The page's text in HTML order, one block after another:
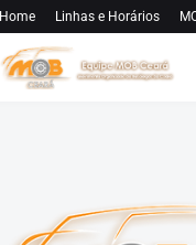
Home Linhas e Horários